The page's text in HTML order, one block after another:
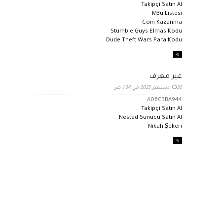
Takipçi Satın Al
M3u Listesi
Coin Kazanma
Stumble Guys Elmas Kodu
Dude Theft Wars Para Kodu
رد
غير معرف
30 ديسمبر 2025 في 1:34 ص
A06C3BA944
Takipçi Satın Al
Nested Sunucu Satın Al
Nikah Şekeri
رد